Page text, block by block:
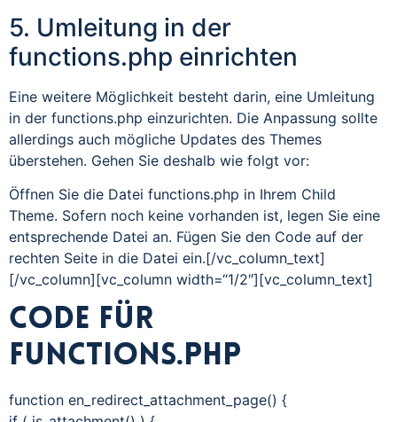
5. Umleitung in der
functions.php einrichten
Eine weitere Möglichkeit besteht darin, eine Umleitung
in der functions.php einzurichten. Die Anpassung sollte
allerdings auch mögliche Updates des Themes
überstehen. Gehen Sie deshalb wie folgt vor:
Öffnen Sie die Datei functions.php in Ihrem Child
Theme. Sofern noch keine vorhanden ist, legen Sie eine
entsprechende Datei an. Fügen Sie den Code auf der
rechten Seite in die Datei ein.[/vc_column_text]
[/vc_column][vc_column width=“1/2″][vc_column_text]
Code für
functions.php
function en_redirect_attachment_page() {